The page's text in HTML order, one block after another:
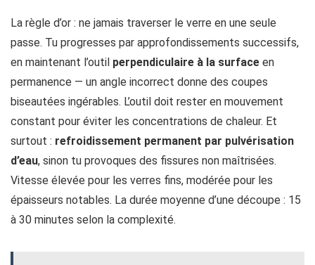
La règle d’or : ne jamais traverser le verre en une seule
passe. Tu progresses par approfondissements successifs,
en maintenant l’outil perpendiculaire à la surface en
permanence — un angle incorrect donne des coupes
biseautées ingérables. L’outil doit rester en mouvement
constant pour éviter les concentrations de chaleur. Et
surtout : refroidissement permanent par pulvérisation
d’eau, sinon tu provoques des fissures non maîtrisées.
Vitesse élevée pour les verres fins, modérée pour les
épaisseurs notables. La durée moyenne d’une découpe : 15
à 30 minutes selon la complexité.